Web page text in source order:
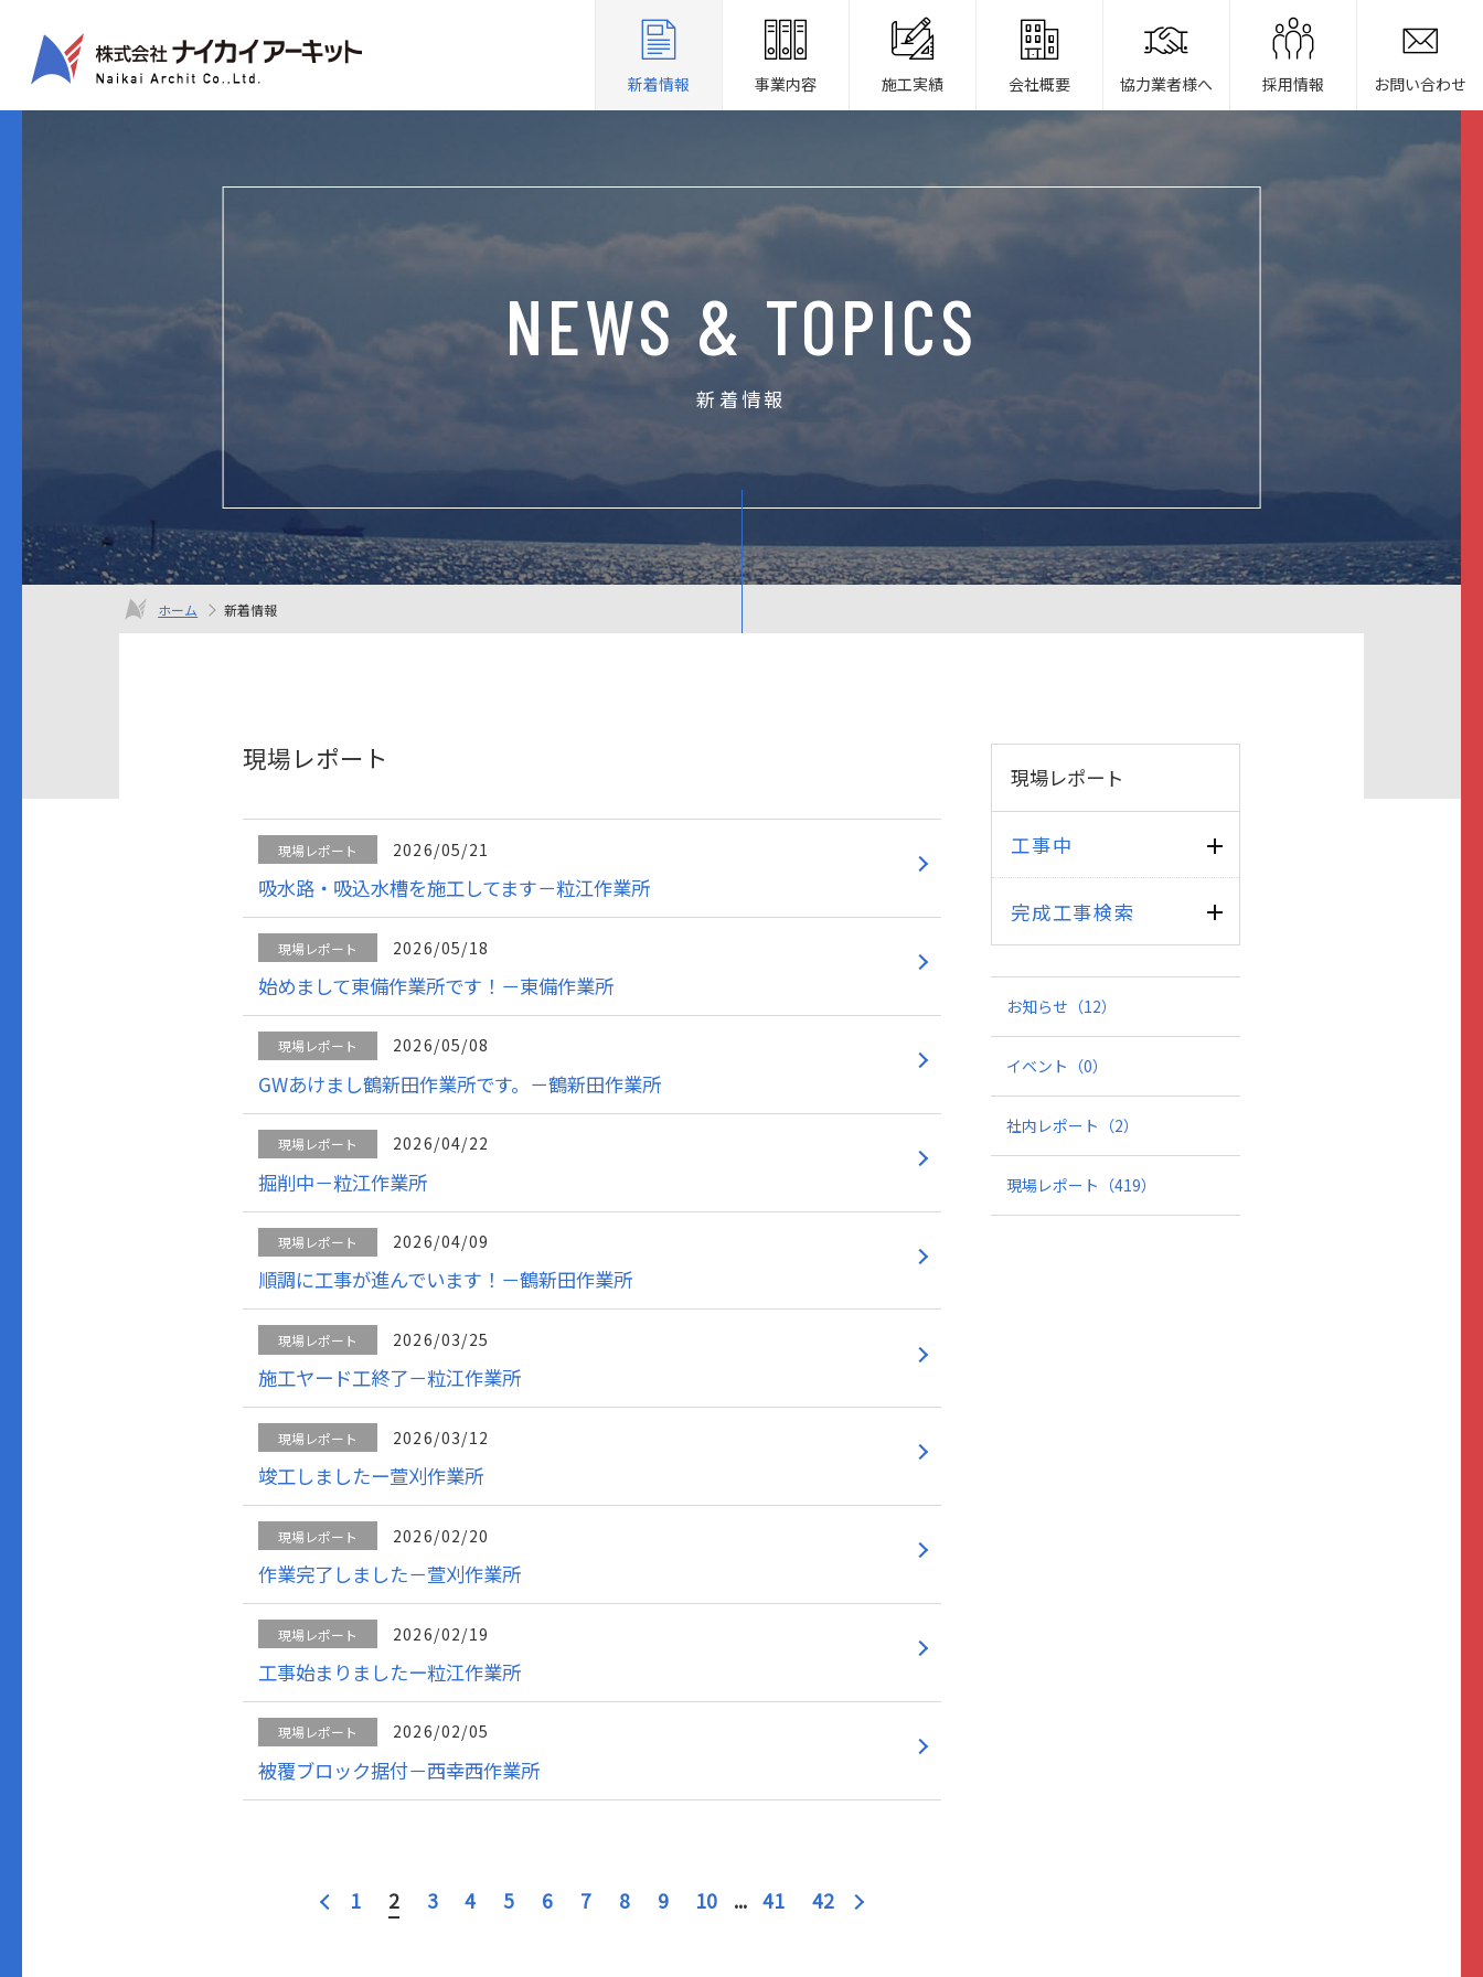
新着情報 事業内容 施工実績 会社概要 協力業者様へ 採用情報 お問い合わせ
NEWS & TOPICS
新着情報
ホーム 新着情報
現場レポート
現場レポート 2026/05/21
吸水路・吸込水槽を施工してます－粒江作業所
現場レポート 2026/05/18
始めまして東備作業所です！－東備作業所
現場レポート 2026/05/08
GWあけまし鶴新田作業所です。－鶴新田作業所
現場レポート 2026/04/22
掘削中－粒江作業所
現場レポート 2026/04/09
順調に工事が進んでいます！－鶴新田作業所
現場レポート 2026/03/25
施工ヤード工終了－粒江作業所
現場レポート 2026/03/12
竣工しましたー萱刈作業所
現場レポート 2026/02/20
作業完了しました－萱刈作業所
現場レポート 2026/02/19
工事始まりましたー粒江作業所
現場レポート 2026/02/05
被覆ブロック据付－西幸西作業所
1 2 3 4 5 6 7 8 9 10 ... 41 42
現場レポート
工事中
完成工事検索
お知らせ （12）
イベント （0）
社内レポート （2）
現場レポート （419）